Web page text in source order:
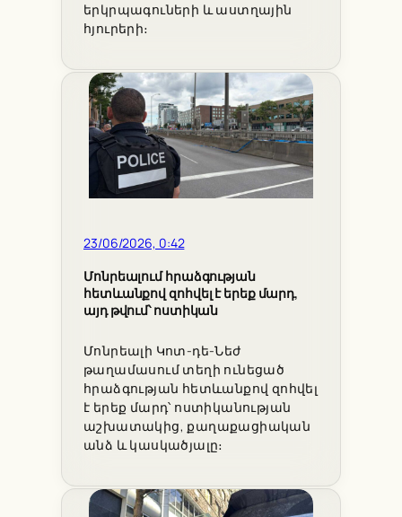
երկրպագուների և աստղային
հյուրերի։
23/06/2026, 0:42
Մոնրեալում հրաձգության
հետևանքով զոհվել է երեք մարդ,
այդ թվում՝ ոստիկան
Մոնրեալի Կոտ-դե-Նեժ
թաղամասում տեղի ունեցած
հրաձգության հետևանքով զոհվել
է երեք մարդ՝ ոստիկանության
աշխատակից, քաղաքացիական
անձ և կասկածյալը։